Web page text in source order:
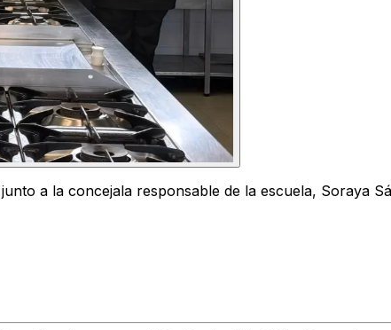
a la concejala responsable de la escuela, Soraya